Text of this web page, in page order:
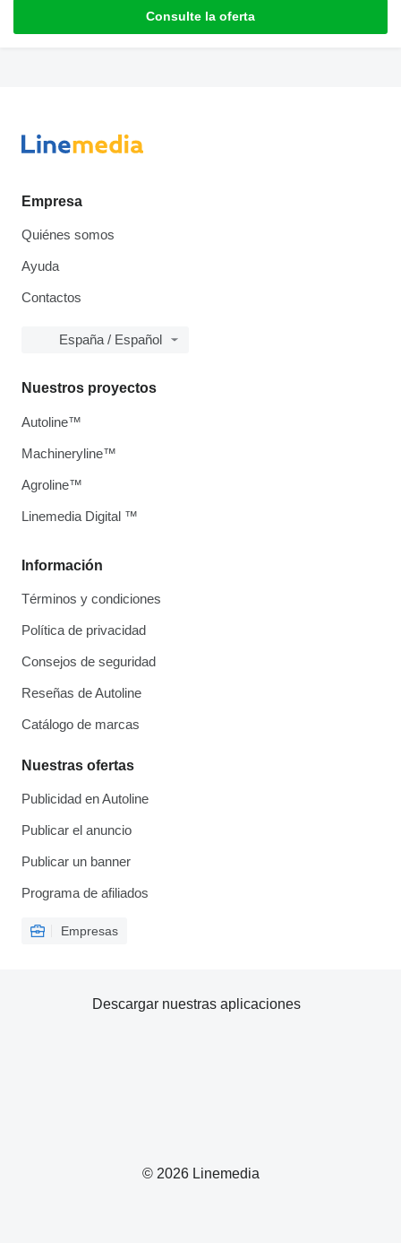
Consulte la oferta
Empresa
Quiénes somos
Ayuda
Contactos
España / Español
Información
Términos y condiciones
Política de privacidad
Consejos de seguridad
Reseñas de Autoline
Catálogo de marcas
Nuestras ofertas
Publicidad en Autoline
Publicar el anuncio
Publicar un banner
Programa de afiliados
Empresas
Nuestros proyectos
Autoline™
Machineryline™
Agroline™
Linemedia Digital ™
© 2026 Linemedia
Descargar nuestras aplicaciones